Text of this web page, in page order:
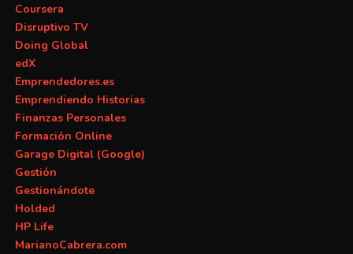
Coursera
Disruptivo TV
Doing Global
edX
Emprendedores.es
Emprendiendo Historias
Finanzas Personales
Formación Online
Garage Digital (Google)
Gestión
Gestionándote
Holded
HP Life
MarianoCabrera.com